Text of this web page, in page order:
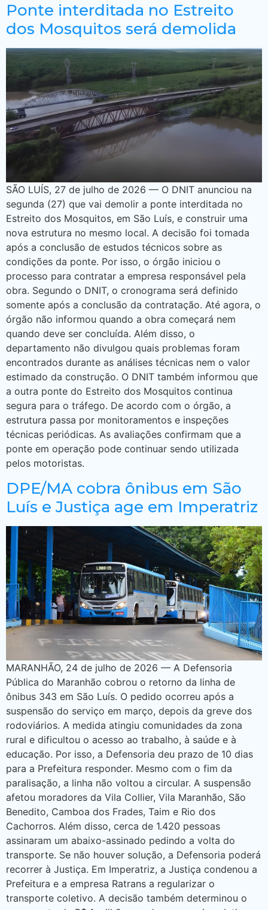
Ponte interditada no Estreito
dos Mosquitos será demolida
SÃO LUÍS, 27 de julho de 2026 — O DNIT anunciou na
segunda (27) que vai demolir a ponte interditada no
Estreito dos Mosquitos, em São Luís, e construir uma
nova estrutura no mesmo local. A decisão foi tomada
após a conclusão de estudos técnicos sobre as
condições da ponte. Por isso, o órgão iniciou o
processo para contratar a empresa responsável pela
obra. Segundo o DNIT, o cronograma será definido
somente após a conclusão da contratação. Até agora, o
órgão não informou quando a obra começará nem
quando deve ser concluída. Além disso, o
departamento não divulgou quais problemas foram
encontrados durante as análises técnicas nem o valor
estimado da construção. O DNIT também informou que
a outra ponte do Estreito dos Mosquitos continua
segura para o tráfego. De acordo com o órgão, a
estrutura passa por monitoramentos e inspeções
técnicas periódicas. As avaliações confirmam que a
ponte em operação pode continuar sendo utilizada
pelos motoristas.
DPE/MA cobra ônibus em São
Luís e Justiça age em Imperatriz
MARANHÃO, 24 de julho de 2026 — A Defensoria
Pública do Maranhão cobrou o retorno da linha de
ônibus 343 em São Luís. O pedido ocorreu após a
suspensão do serviço em março, depois da greve dos
rodoviários. A medida atingiu comunidades da zona
rural e dificultou o acesso ao trabalho, à saúde e à
educação. Por isso, a Defensoria deu prazo de 10 dias
para a Prefeitura responder. Mesmo com o fim da
paralisação, a linha não voltou a circular. A suspensão
afetou moradores da Vila Collier, Vila Maranhão, São
Benedito, Camboa dos Frades, Taim e Rio dos
Cachorros. Além disso, cerca de 1.420 pessoas
assinaram um abaixo-assinado pedindo a volta do
transporte. Se não houver solução, a Defensoria poderá
recorrer à Justiça. Em Imperatriz, a Justiça condenou a
Prefeitura e a empresa Ratrans a regularizar o
transporte coletivo. A decisão também determinou o